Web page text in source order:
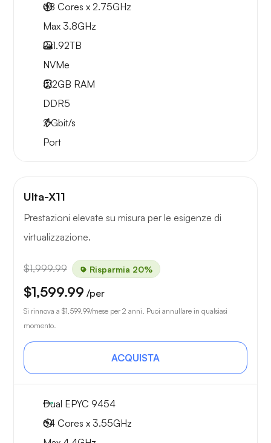
48 Cores x 2.75GHz
Max 3.8GHz
2x1.92TB
NVMe
512GB RAM
DDR5
2Gbit/s
Port
Ulta-X11
Prestazioni elevate su misura per le esigenze di
virtualizzazione.
$1,999.99 Risparmia 20%
$1,599.99 /per
Si rinnova a $1,599.99/mese per 2 anni. Puoi annullare in qualsiasi
momento.
ACQUISTA
Dual EPYC 9454
64 Cores x 3.55GHz